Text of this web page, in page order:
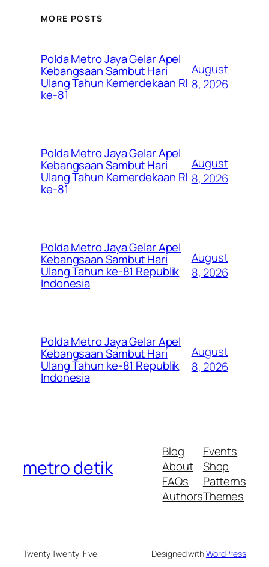
MORE POSTS
Polda Metro Jaya Gelar Apel
Kebangsaan Sambut Hari
Ulang Tahun Kemerdekaan RI
ke-81
August
8, 2026
Polda Metro Jaya Gelar Apel
Kebangsaan Sambut Hari
Ulang Tahun Kemerdekaan RI
ke-81
August
8, 2026
Polda Metro Jaya Gelar Apel
Kebangsaan Sambut Hari
Ulang Tahun ke-81 Republik
Indonesia
August
8, 2026
Polda Metro Jaya Gelar Apel
Kebangsaan Sambut Hari
Ulang Tahun ke-81 Republik
Indonesia
August
8, 2026
metro detik
Blog
About
FAQs
Authors
Events
Shop
Patterns
Themes
Twenty Twenty-Five Designed withWordPress